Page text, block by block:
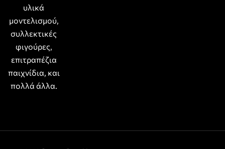
υλικά
μοντελισμού,
συλλεκτικές
φιγούρες,
επιτραπέζια
παιχνίδια, και
πολλά άλλα.